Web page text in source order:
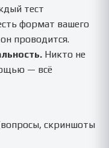
тест
формат вашего
проводится.
Никто не
— всё
скриншоты